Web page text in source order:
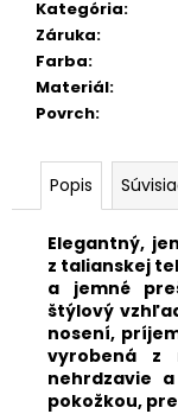
Kategória:
Záruka:
Farba:
Materiál:
Povrch:
Popis
Elegantný,
z talianskej
a jemné
štýlový
nosení,
vyrobená z
nehrdzavie
pokožkou,
m
e
SILIKÓNOVÝ
EXTRA
ČIERNY
REMIENOK
ELITE
€27,50